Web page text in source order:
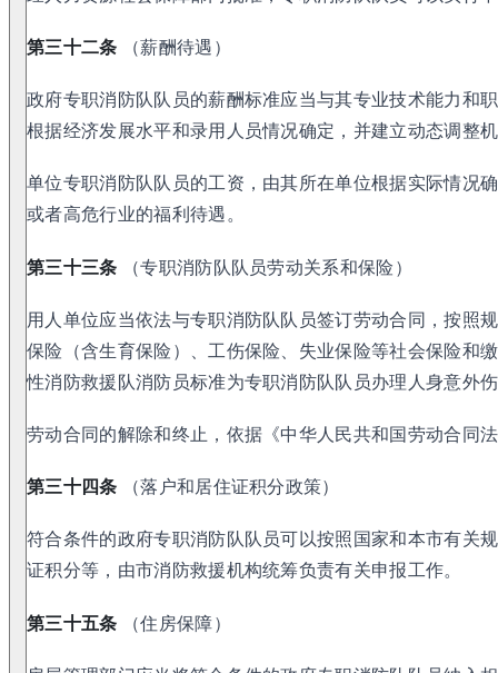
第三十二条 （薪酬待遇）
政府专职消防队队员的薪酬标准应当与其专业技术能力和
根据经济发展水平和录用人员情况确定，并建立动态调整
单位专职消防队队员的工资，由其所在单位根据实际情况
或者高危行业的福利待遇。
第三十三条 （专职消防队队员劳动关系和保险）
用人单位应当依法与专职消防队队员签订劳动合同，按照
保险（含生育保险）、工伤保险、失业保险等社会保险和
性消防救援队消防员标准为专职消防队队员办理人身意外
劳动合同的解除和终止，依据《中华人民共和国劳动合同
第三十四条 （落户和居住证积分政策）
符合条件的政府专职消防队队员可以按照国家和本市有关
证积分等，由市消防救援机构统筹负责有关申报工作。
第三十五条 （住房保障）